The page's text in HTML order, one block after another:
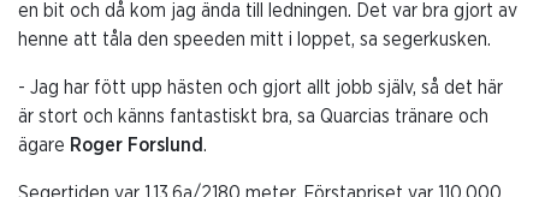
en bit och då kom jag ända till ledningen. Det var bra gjort av
henne att tåla den speeden mitt i loppet, sa segerkusken.
- Jag har fött upp hästen och gjort allt jobb själv, så det här
är stort och känns fantastiskt bra, sa Quarcias tränare och
ägare Roger Forslund.